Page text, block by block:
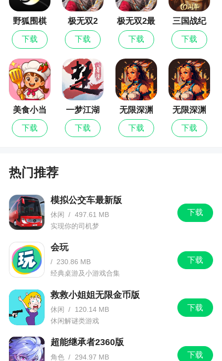
果是第一 次接触这类游戏的玩家应该很快就可以上
手开踢
3、玩家可以招募许多明星球员加入自己的队伍
4、更适合手机用户的操作模式，让更多玩家轻
松玩转，最好的俱乐部游戏，竞争非常激烈
更新日志
游戏内容优化更新......
2021年中国手机运动游戏市场份额约7.9%
该公司的业务模式基于游戏的开发、推出、发
为与一名第三方游戏发行商共同开发及《恋爱吧!偶
像》按委托形式与第三方开发外，公司的所有游戏
均由内部开发。2022年7月，望尘科技在中国、新西
兰及澳洲成功推出其首款自主开发的手机足球动作
模拟游戏新的《最佳球会》，已经在最新的Apple
iPad型号的显示幕上出现并展示。
野狐围棋
下载
极无双2
下载
极无双2最
新版
下载
三国战纪
下载
美食小当
家
下载
一梦江湖
下载
无限深渊
下载
无限深渊
最新版
下载
热门推荐
下载
模拟公交车最新版
休闲 / 497.61 MB
实现你的司机梦
下载
会玩
/ 230.86 MB
经典桌游及小游戏合集
下载
救救小姐姐无限金币版
休闲 /
120.14 MB
休闲解谜类游戏
下载
超能继承者2360版
角色 /
294.97 MB